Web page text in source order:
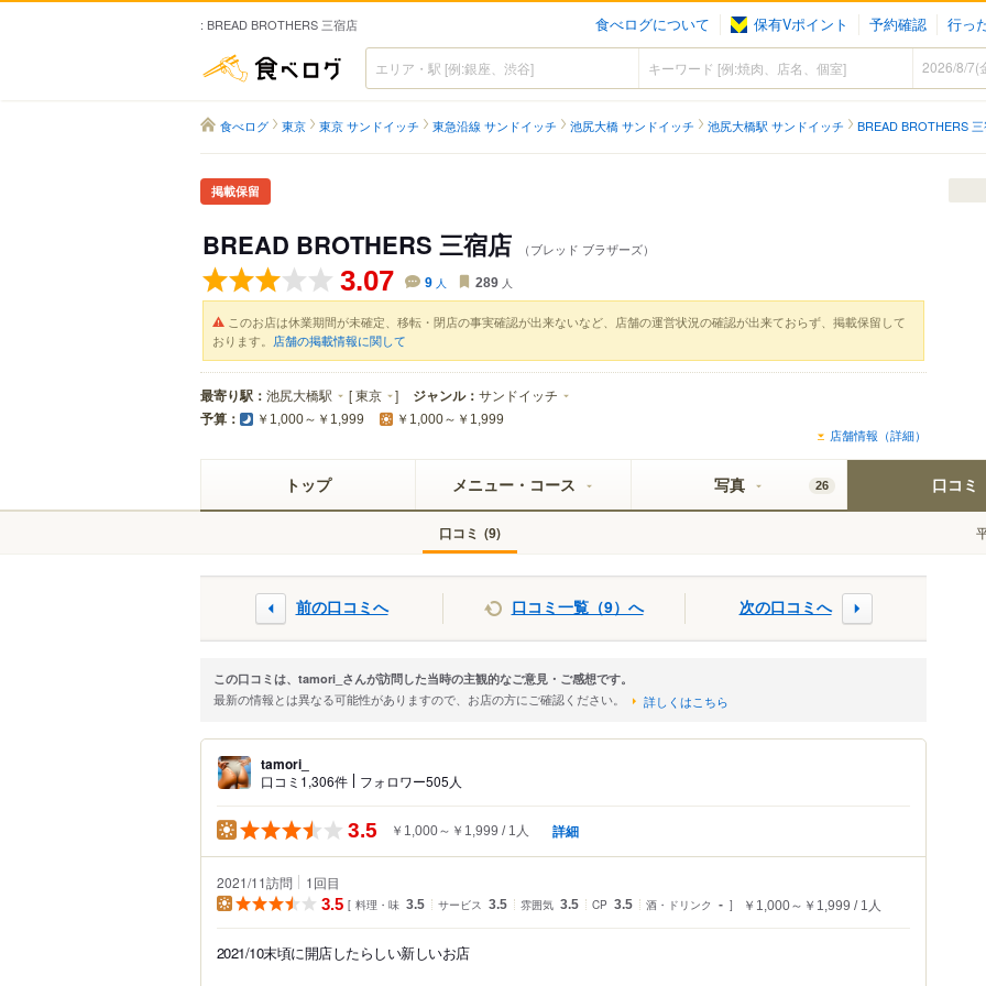
: BREAD BROTHERS 三宿店 食べログについて 保有Vポイント 予約確認 行っ
食べログ
食べログ 東京 東京 サンドイッチ 東急沿線 サンドイッチ 池尻大橋 サンドイッチ 池尻大橋駅 サンドイッチ BREAD BROTHERS
掲載保留
BREAD BROTHERS 三宿店 （ブレッド ブラザーズ）
3.07 9 人 289 人
このお店は休業期間が未確定、移転・閉店の事実確認が出来ないなど、店舗の運営状況の確認が出来ておらず、掲載保留して
おります。 店舗の掲載情報に関して
最寄り駅： 池尻大橋駅 [東京 ] ジャンル： サンドイッチ
予算： ￥1,000～￥1,999 ￥1,000～￥1,999
店舗情報（詳細）
トップ メニュー・コース 写真 26 口コミ
口コミ (9)
前の口コミへ 口コミ一覧（9）へ 次の口コミへ
この口コミは、tamori_さんが訪問した当時の主観的なご意見・ご感想です。
最新の情報とは異なる可能性がありますので、お店の方にご確認ください。 詳しくはこちら
tamori_
口コミ1,306件 フォロワー505人
3.5 ￥1,000～￥1,999 1人 詳細
2021/11訪問 1回目
3.5
料理・味 3.5 サービス 3.5 雰囲気 3.5 CP 3.5 酒・ドリンク - ￥1,000～￥1,999 1人
2021/10末頃に開店したらしい新しいお店